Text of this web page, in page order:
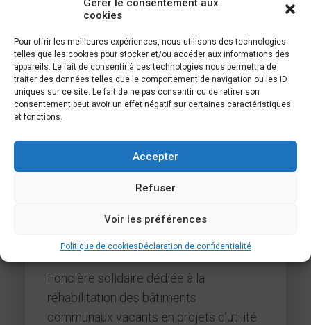
Gérer le consentement aux
cookies
Pour offrir les meilleures expériences, nous utilisons des technologies
telles que les cookies pour stocker et/ou accéder aux informations des
appareils. Le fait de consentir à ces technologies nous permettra de
traiter des données telles que le comportement de navigation ou les ID
uniques sur ce site. Le fait de ne pas consentir ou de retirer son
consentement peut avoir un effet négatif sur certaines caractéristiques
et fonctions.
Accepter
Refuser
Voir les préférences
Politique de cookies Déclaration de confidentialité
Quartier Libre
Foncière solidaire dédiée à la
réhabilitation des bâtiments
communaux vacants en projets d’utilité